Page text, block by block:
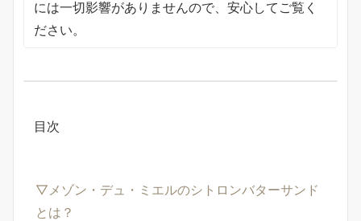
には一切影響がありませんので、安心してご覧く
ださい。
目次
▽メゾン・デュ・ミエルのシトロンバターサンド
とは？